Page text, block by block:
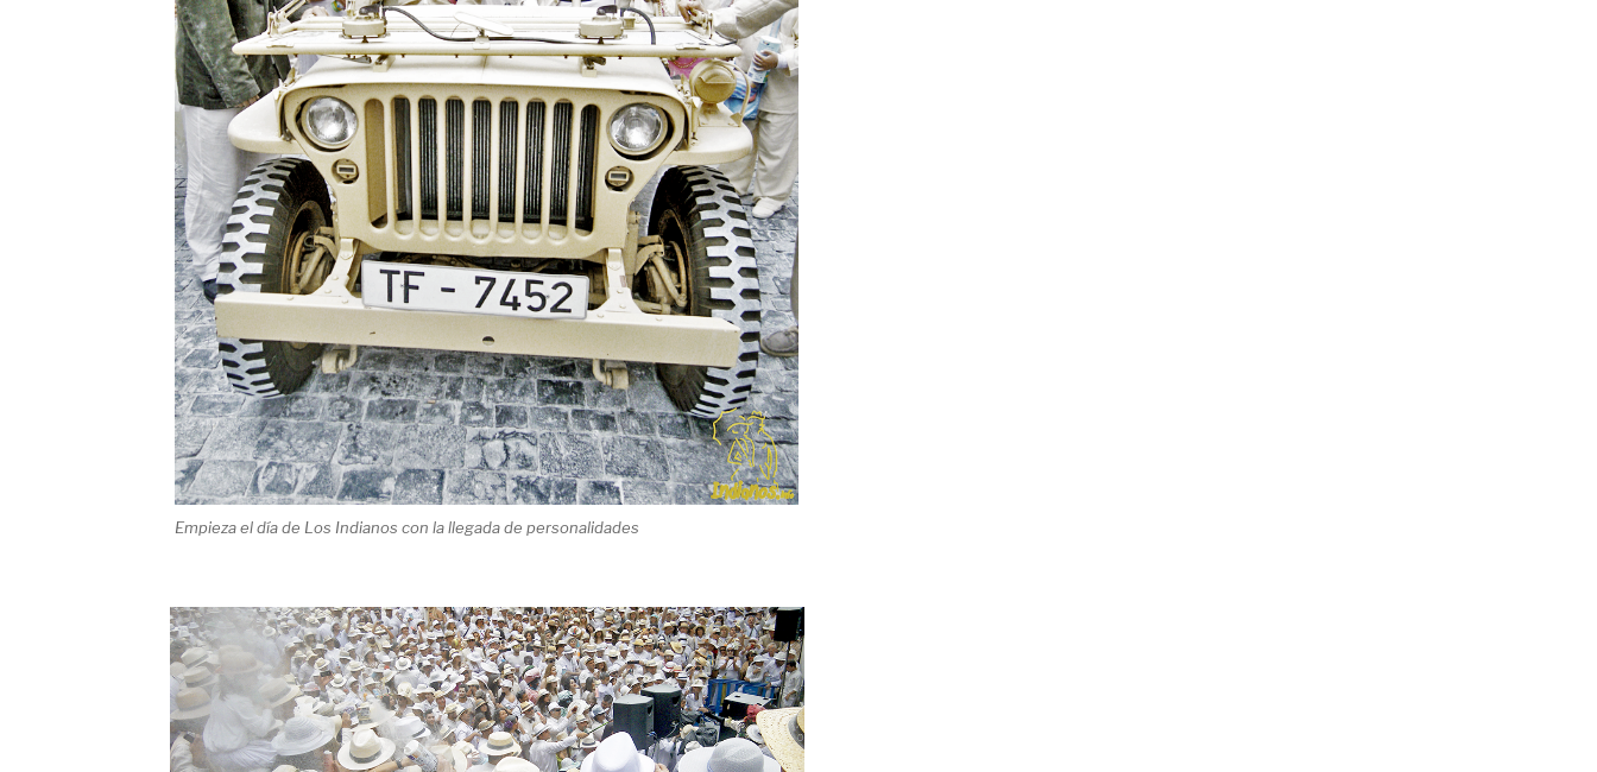
Empieza el día de Los Indianos con la llegada de personalidades